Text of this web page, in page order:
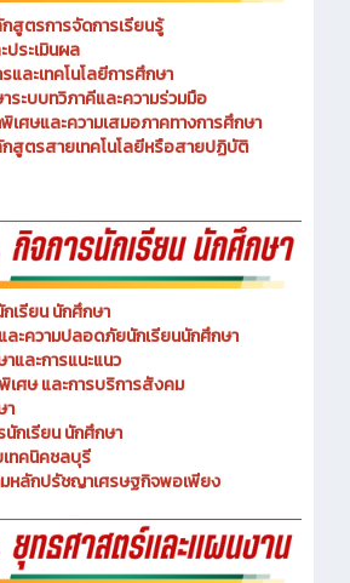
สูตรการจัดการเรียนรู้
ประเมินผล
ละเทคโนโลยีการศึกษา
ระบบทวิภาคีและความร่วมมือ
เศษและความเสมอภาคทางการศึกษา
ตรสายเทคโนโลยีหรือสายปฏิบัติ
เรียน นักศึกษา
ะความปลอดภัยนักเรียนนักศึกษา
และการแนะแนว
เศษ และการบริการสังคม
า
กเรียน นักศึกษา
ทคนิคชลบุรี
หลักปรัชญาเศรษฐกิจพอเพียง